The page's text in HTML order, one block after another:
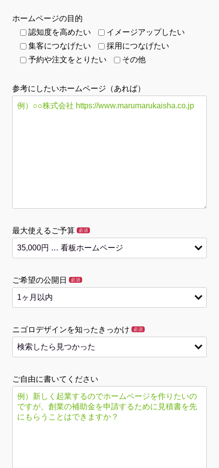
ホームページの目的
認知度を高めたい
イメージアップしたい
集客につなげたい
採用につなげたい
予約や注文をとりたい
その他
参考にしたいホームページ（あれば）
最大使えるご予算 必須
ご希望の公開日 必須
ニゴロデザインを知ったきっかけ 必須
ご自由に書いてください